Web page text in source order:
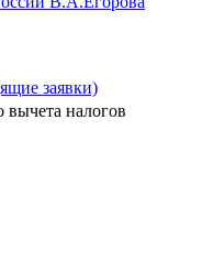
заявки)
вычета налогов